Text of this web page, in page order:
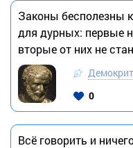
Законы бесполезны
для дурных: первые
вторые от них не
Демокрит
0
Всё говорить и